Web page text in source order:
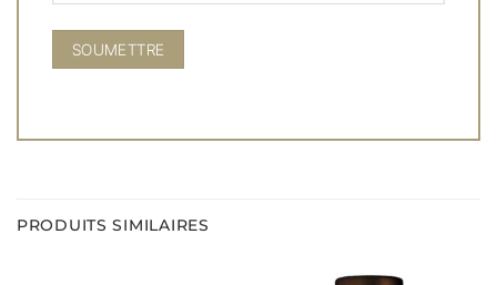
PRODUITS SIMILAIRES